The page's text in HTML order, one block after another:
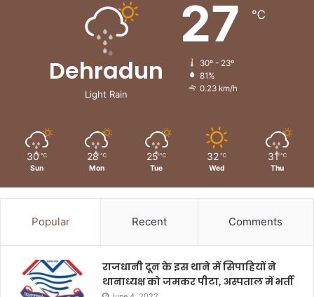
Dehradun
Light Rain
27 ℃
30º - 23º
81%
0.23 km/h
30 ℃
Sun
28 ℃
Mon
25 ℃
Tue
32 ℃
Wed
31 ℃
Thu
Popular Recent Comments
राजधानी दून के इस थाने में सिपाहियों ने
थानाध्यक्ष को जमकर पीटा, अस्पताल में भर्ती